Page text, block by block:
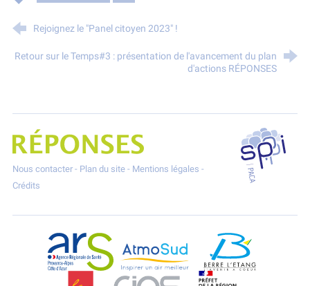
Rejoignez le "Panel citoyen 2023" !
Retour sur le Temps#3 : présentation de l'avancement du plan
d'actions RÉPONSES
Projet Réponses - Réduire les POllutioNs en Santé Environnement
Nous contacter- Plan du site- Mentions légales -
Crédits
SPPPI
ARS Paca AtmoSud Berre l'Etang
CIAS